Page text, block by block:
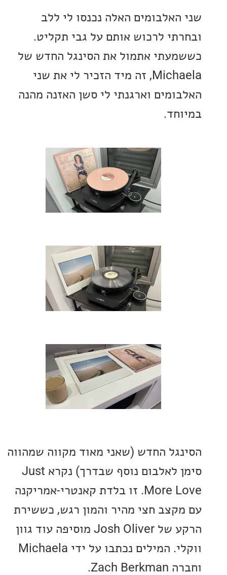
האלה נכנסו לי ללב
לרכוש אותם על גבי תקליט.
אתמול את הסינגל החדש של
Michaela, זה מיד הזכיר לי את שני
וארגנתי לי סשן האזנה מהנה
החדש (שאני מאוד מקווה שמהווה
סימן לאלבום נוסף שבדרך) נקרא Just
More Love. זו בלדת קאנטרי-אמריקנה
חצי מהיר והמון רגש, כששירת
הרקע של Josh Oliver מוסיפה עוד גוון
ווקלי. המילים נכתבו על ידי Michaela